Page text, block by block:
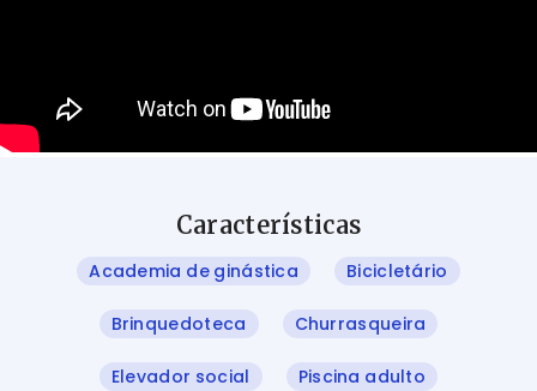
Características
Academia de ginástica Bicicletário
Brinquedoteca Churrasqueira
Elevador social Piscina adulto